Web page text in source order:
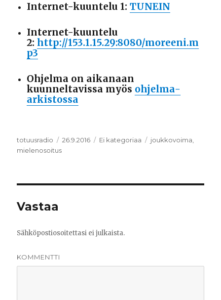
Internet-kuuntelu 1:TUNEIN
Internet-kuuntelu
2:http://153.1.15.29:8080/moreeni.m
p3
Ohjelma on aikanaan
kuunneltavissa myös ohjelma-
arkistossa
Kirjoittaja
totuusradio Julkaistu
26.9.2016 Kategoriat
Ei kategoriaa Avainsanat
joukkovoima,
mielenosoitus
Vastaa
Sähköpostiosoitettasi ei julkaista.
KOMMENTTI